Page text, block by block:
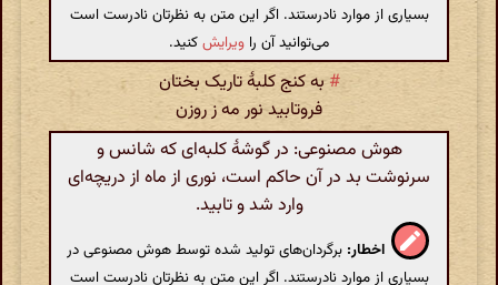
بسیاری از موارد نادرستند. اگر این متن به نظرتان نادرست است
می‌توانید آن را ویرایشکنید.
#به کنج کلبهٔ تاریک بختان
فروتابید نور مه ز روزن
هوش مصنوعی: در گوشهٔ کلبه‌ای که شانس و
سرنوشت بد در آن حاکم است، نوری از ماه از دریچه‌ای
وارد شد و تابید.
اخطار: برگردان‌های تولید شده توسط هوش مصنوعی در
بسیاری از موارد نادرستند. اگر این متن به نظرتان نادرست است